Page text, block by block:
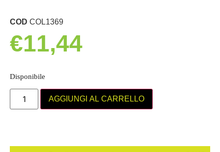
COD COL1369
€11,44
Disponibile
AGGIUNGI AL CARRELLO